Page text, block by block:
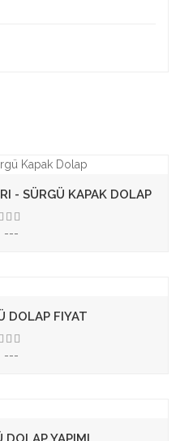
- SÜRGÜ KAPAK DOLAP
3.50
---
DOLAP FIYAT
3.50
---